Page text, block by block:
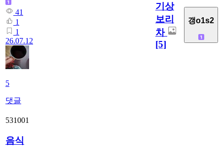
41
1
1
26.07.12
5
댓글
기상
보리
차
[5]
갱o1s2
531001
음식